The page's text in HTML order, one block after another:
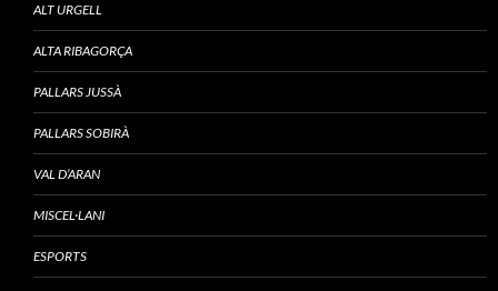
ALT URGELL
ALTA RIBAGORÇA
PALLARS JUSSÀ
PALLARS SOBIRÀ
VAL D’ARAN
MISCEL·LANI
ESPORTS